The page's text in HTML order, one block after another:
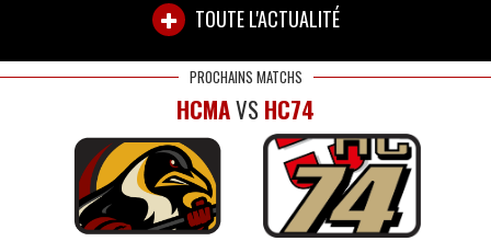
TOUTE L'ACTUALITÉ
PROCHAINS MATCHS
HCMAVSHC74